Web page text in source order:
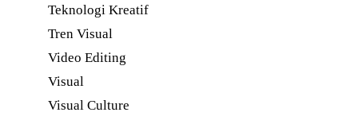
Teknologi Kreatif
Tren Visual
Video Editing
Visual
Visual Culture